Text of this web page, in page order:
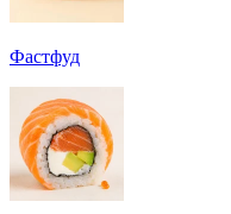
Фастфуд